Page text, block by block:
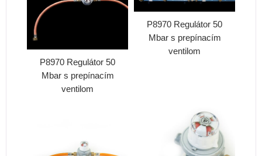
P8970 Regulátor 50
Mbar s prepínacím
ventilom
P8970 Regulátor 50
Mbar s prepínacím
ventilom